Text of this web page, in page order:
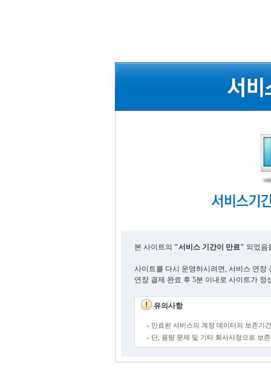
본 사이트의 "서비스 기간이 만료" 되었음
사이트를 다시 운영하시려면, 서비스 연장
연장 결제 완료 후 5분 이내로 사이트가 정
유의사항
- 만료된 서비스의 계정 데이터의 보존기
- 단, 용량 문제 및 기타 회사사정으로 보